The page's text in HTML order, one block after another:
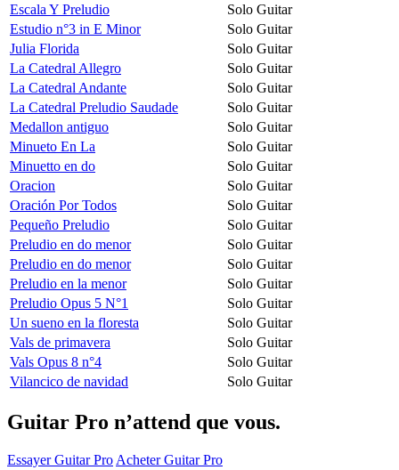
Escala Y Preludio
Solo Guitar
Estudio n°3 in E Minor
Solo Guitar
Julia Florida
Solo Guitar
La Catedral Allegro
Solo Guitar
La Catedral Andante
Solo Guitar
La Catedral Preludio Saudade
Solo Guitar
Medallon antiguo
Solo Guitar
Minueto En La
Solo Guitar
Minuetto en do
Solo Guitar
Oracion
Solo Guitar
Oración Por Todos
Solo Guitar
Pequeño Preludio
Solo Guitar
Preludio en do menor
Solo Guitar
Preludio en do menor
Solo Guitar
Preludio en la menor
Solo Guitar
Preludio Opus 5 N°1
Solo Guitar
Un sueno en la floresta
Solo Guitar
Vals de primavera
Solo Guitar
Vals Opus 8 n°4
Solo Guitar
Vilancico de navidad
Solo Guitar
Guitar Pro n’attend que vous.
Essayer Guitar Pro Acheter Guitar Pro